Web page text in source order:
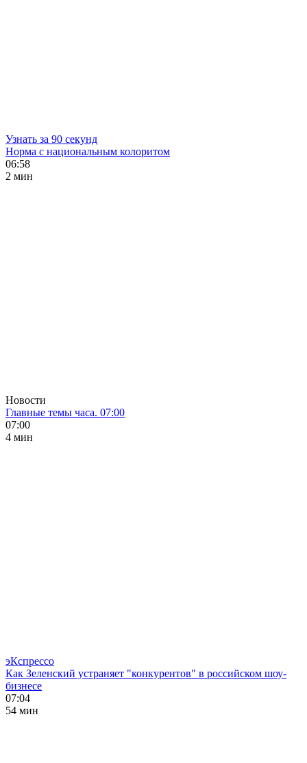
Узнать за 90 секунд
Норма с национальным колоритом
06:58
2 мин
Новости
Главные темы часа. 07:00
07:00
4 мин
эКспрессо
Как Зеленский устраняет "конкурентов" в российском шоу-
бизнесе
07:04
54 мин